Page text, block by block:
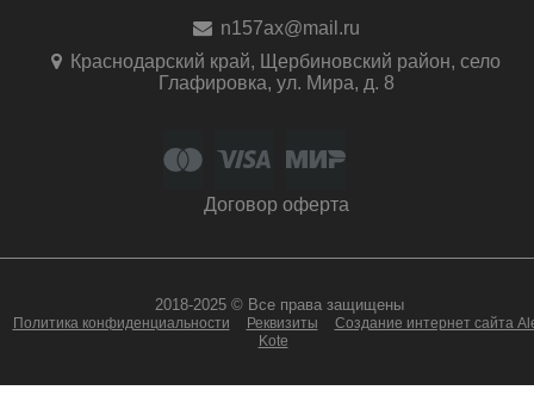
n157ax@mail.ru
Краснодарский край, Щербиновский район, село
Глафировка, ул. Мира, д. 8
Договор оферта
2018-2025 © Все права защищены
Политика конфиденциальности Реквизиты
Создание интернет сайта
Kote